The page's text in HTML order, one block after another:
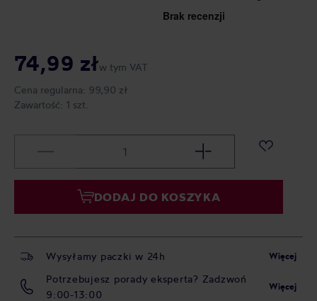
74,99 złw tym VAT
Cena regularna: 99,90 zł
Zawartość: 1 szt.
DODAJ DO KOSZYKA
Wysyłamy paczki w 24h Więcej
Potrzebujesz porady eksperta? Zadzwoń
9:00-13:00
Więcej